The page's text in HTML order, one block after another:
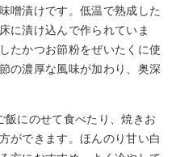
噌漬けです。低温で熟成した
に漬け込んで作られていま
たかつお節粉をぜいたくに使
の濃厚な風味が加わり、奥深
にのせて食べたり、焼きお
ができます。ほんのり甘い白